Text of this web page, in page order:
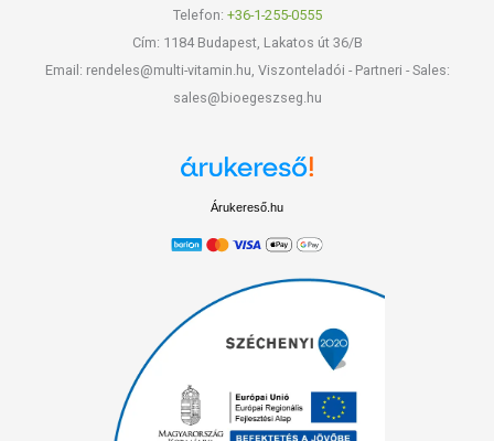
Telefon: +36-1-255-0555
Cím: 1184 Budapest, Lakatos út 36/B
Email: rendeles@multi-vitamin.hu, Viszonteladói - Partneri - Sales:
sales@bioegeszseg.hu
Árukereső.hu